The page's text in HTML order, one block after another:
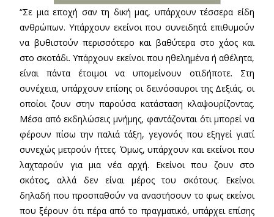
“Σε μια εποχή σαν τη δική μας, υπάρχουν τέσσερα είδη
ανθρώπων. Υπάρχουν εκείνοι που συνειδητά επιθυμούν
να βυθιστούν περισσότερο και βαθύτερα στο χάος και
στο σκοτάδι. Υπάρχουν εκείνοι που ηθελημένα ή αθέλητα,
είναι πάντα έτοιμοι να υπομείνουν οτιδήποτε. Στη
συνέχεια, υπάρχουν επίσης οι δεινόσαυροι της Δεξιάς, οι
οποίοι ζουν στην παρούσα κατάσταση κλαψουρίζοντας.
Μέσα από εκδηλώσεις μνήμης, φαντάζονται ότι μπορεί να
φέρουν πίσω την παλιά τάξη, γεγονός που εξηγεί γιατί
συνεχώς μετρούν ήττες. Όμως, υπάρχουν και εκείνοι που
λαχταρούν για μια νέα αρχή. Εκείνοι που ζουν στο
σκότος, αλλά δεν είναι μέρος του σκότους. Εκείνοι
δηλαδή που προσπαθούν να αναστήσουν το φως εκείνοι
που ξέρουν ότι πέρα από το πραγματικό, υπάρχει επίσης